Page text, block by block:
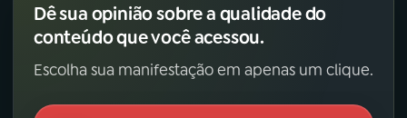
Dê sua opinião sobre a qualidade do
conteúdo que você acessou.
Escolha sua manifestação em apenas um clique.